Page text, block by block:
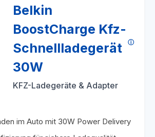
Belkin
BoostCharge Kfz-
Schnellladegerät
30W
KFZ-Ladegeräte & Adapter
im Auto mit 30W Power Delivery